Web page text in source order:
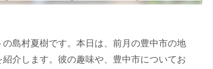
島村夏樹です。本日は、前月の豊中市の地
介します。彼の趣味や、豊中市についてお